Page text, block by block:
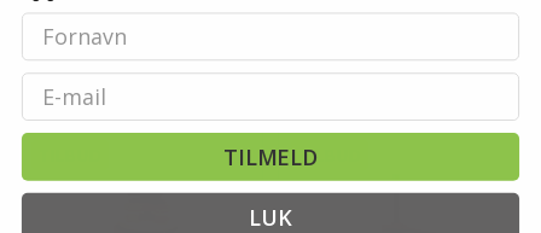
789,-
På lager På lager
TILBUD
Email
TILMELD
LUK